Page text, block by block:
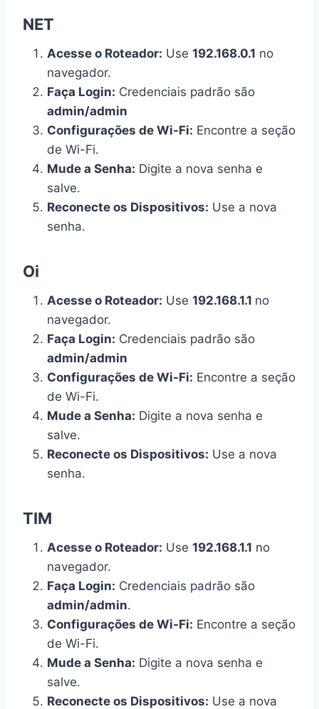
NET
Acesse o Roteador: Use 192.168.0.1 no
navegador.
Faça Login: Credenciais padrão são
admin/admin
Configurações de Wi-Fi: Encontre a seção
de Wi-Fi.
Mude a Senha: Digite a nova senha e
salve.
Reconecte os Dispositivos: Use a nova
senha.
Oi
Acesse o Roteador: Use 192.168.1.1 no
navegador.
Faça Login: Credenciais padrão são
admin/admin
Configurações de Wi-Fi: Encontre a seção
de Wi-Fi.
Mude a Senha: Digite a nova senha e
salve.
Reconecte os Dispositivos: Use a nova
senha.
TIM
Acesse o Roteador: Use 192.168.1.1 no
navegador.
Faça Login: Credenciais padrão são
admin/admin.
Configurações de Wi-Fi: Encontre a seção
de Wi-Fi.
Mude a Senha: Digite a nova senha e
salve.
Reconecte os Dispositivos: Use a nova